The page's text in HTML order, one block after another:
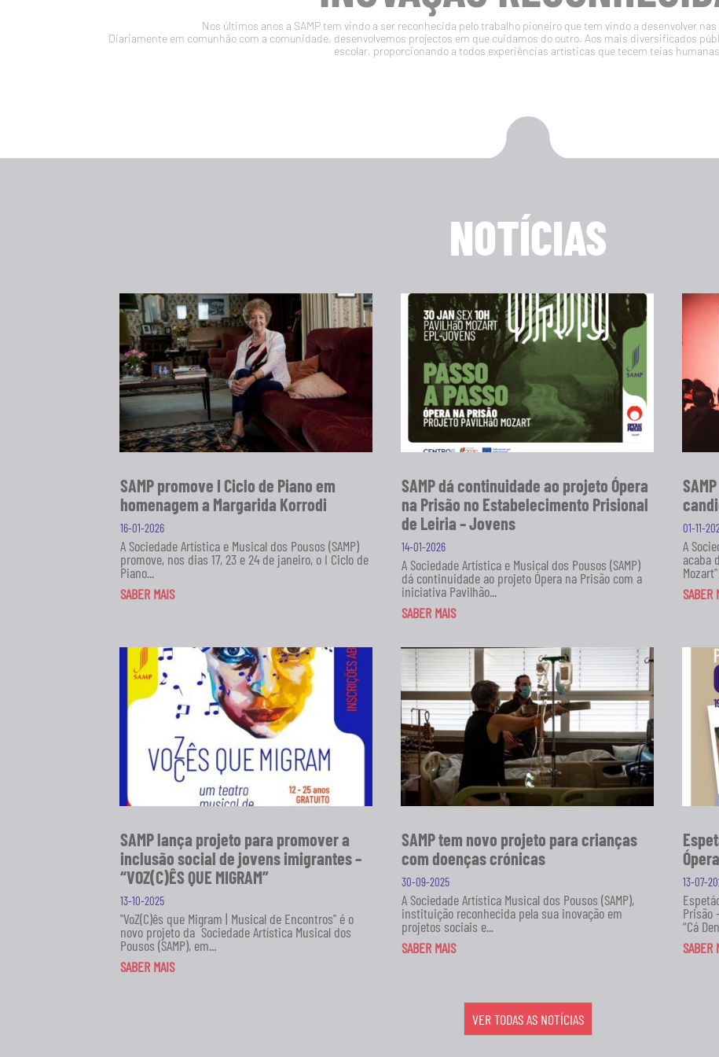
Nos últimos anos a SAMP tem vindo a ser reconhecida pelo trabalho pioneiro que tem vindo a desenvolver
Diariamente em comunhão com a comunidade, desenvolvemos projectos em que cuidamos do outro. Aos mais diversificados
escolar, proporcionando a todos experiências artísticas que tecem teias
NOTÍCIAS
SAMP promove I Ciclo de Piano em
homenagem a Margarida Korrodi
16-01-2026
A Sociedade Artística e Musical dos Pousos (SAMP)
promove, nos dias 17, 23 e 24 de janeiro, o I Ciclo de
Piano...
SABER MAIS
SAMP dá continuidade ao projeto Ópera
na Prisão no Estabelecimento Prisional
de Leiria – Jovens
14-01-2026
A Sociedade Artística e Musical dos Pousos (SAMP)
dá continuidade ao projeto Ópera na Prisão com a
iniciativa Pavilhão...
SABER MAIS
01-11-
A
acaba
SABER
SAMP lança projeto para promover a
inclusão social de jovens imigrantes –
“VOZ(C)ÊS QUE MIGRAM”
13-10-2025
"VoZ(C)ês que Migram | Musical de Encontros" é o
novo projeto da Sociedade Artística Musical dos
Pousos (SAMP), em...
SABER MAIS
SAMP tem novo projeto para crianças
com doenças crónicas
30-09-2025
A Sociedade Artística Musical dos Pousos (SAMP),
instituição reconhecida pela sua inovação em
projetos sociais e...
SABER MAIS
13-07-
Prisão
“Cá
SABER
VER TODAS AS NOTÍCIAS